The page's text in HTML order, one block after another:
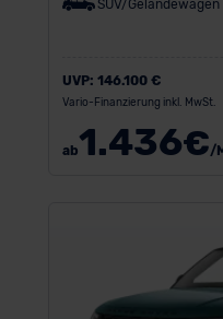
SUV/Geländewagen
UVP: 146.100 €
Vario-Finanzierung inkl. MwSt.
ab1.436€/